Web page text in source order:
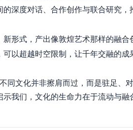
深度对话、合作创作与联合研究，
形式，产出像敦煌艺术那样的融合
以超越时空限制，让千年交融的成
同文化并非擦肩而过，而是驻足、
我们，文化的生命力在于流动与融